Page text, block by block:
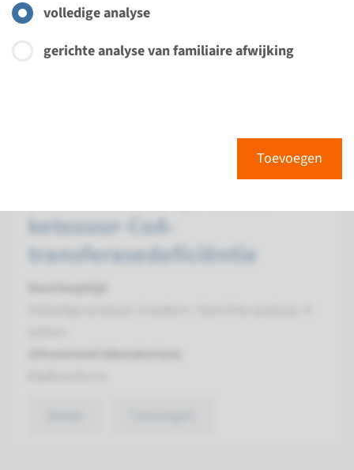
volledige analyse
gerichte analyse van familiaire afwijking
Toevoegen
weken
Radboudumc
ketozuur-CoA-
transferasedeficiëntie